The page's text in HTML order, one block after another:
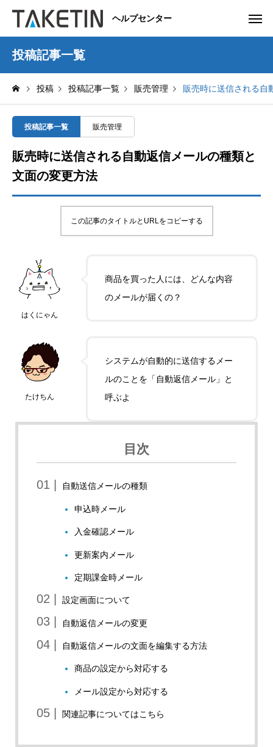
ヘルプセンター
投稿記事一覧
投稿 投稿記事一覧 販売管理 販売時に送信される自
投稿記事一覧 販売管理
販売時に送信される自動返信メールの種類と
文面の変更方法
この記事のタイトルとURLをコピーする
はくにゃん
商品を買った人には、どんな内容
のメールが届くの？
たけちん
システムが自動的に送信するメー
ルのことを「自動返信メール」と
呼ぶよ
目次
自動送信メールの種類
申込時メール
入金確認メール
更新案内メール
定期課金時メール
設定画面について
自動返信メールの変更
自動返信メールの文面を編集する方法
商品の設定から対応する
メール設定から対応する
関連記事についてはこちら